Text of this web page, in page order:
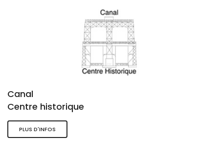
Canal
Centre historique
PLUS D'INFOS